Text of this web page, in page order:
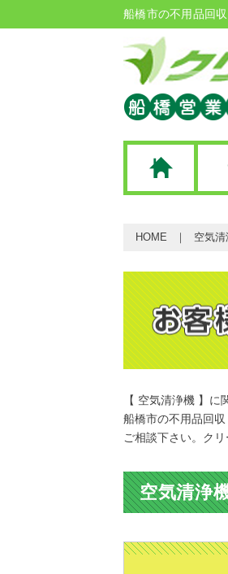
船橋市の不用品回
HOME 空気
【 空気清浄機 】に
船橋市の不用品回
ご相談下さい。ク
空気清浄